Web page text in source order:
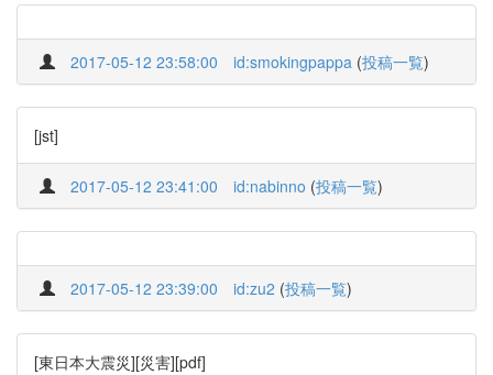
2017-05-12 23:58:00 id:smokingpappa (投稿一覧)
[jst]
2017-05-12 23:41:00 id:nabinno (投稿一覧)
2017-05-12 23:39:00 id:zu2 (投稿一覧)
[東日本大震災][災害][pdf]